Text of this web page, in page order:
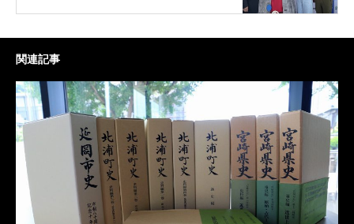
関連記事